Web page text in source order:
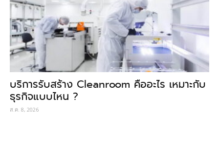
บริการรับสร้าง Cleanroom คืออะไร เหมาะกับ
ธุรกิจแบบไหน ?
ส.ค. 8, 2026